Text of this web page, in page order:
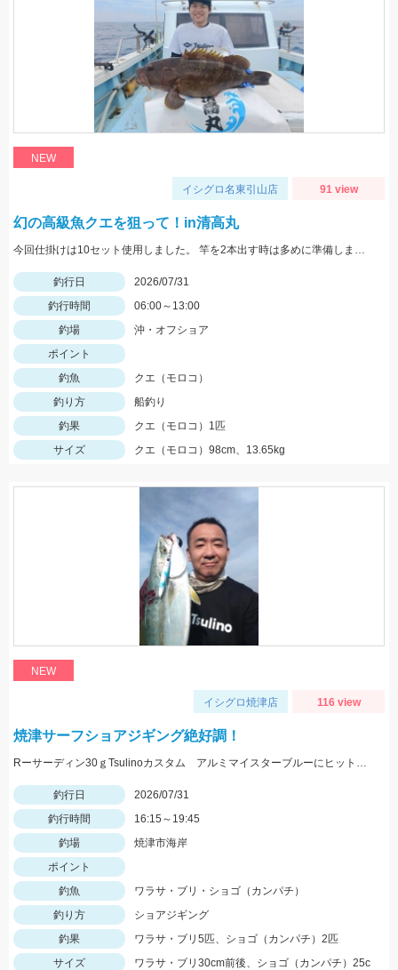
NEW
イシグロ名東引山店 91 view
幻の高級魚クエを狙って！in清高丸
今回仕掛けは10セット使用しました。 竿を2本出す時は多めに準備しましょう！
釣行日
2026/07/31
釣行時間
06:00～13:00
釣場
沖・オフショア
ポイント
釣魚
クエ（モロコ）
釣り方
船釣り
釣果
クエ（モロコ）1匹
サイズ
クエ（モロコ）98cm、13.65kg
NEW
イシグロ焼津店 116 view
焼津サーフショアジギング絶好調！
Rーサーディン30ｇTsulinoカスタム アルミマイスターブルーにヒット！マズメにはアカキンカラーも有効です！
釣行日
2026/07/31
釣行時間
16:15～19:45
釣場
焼津市海岸
ポイント
釣魚
ワラサ・ブリ・ショゴ（カンパチ）
釣り方
ショアジギング
釣果
ワラサ・ブリ5匹、ショゴ（カンパチ）2匹
サイズ
ワラサ・ブリ30cm前後、ショゴ（カンパチ）25c